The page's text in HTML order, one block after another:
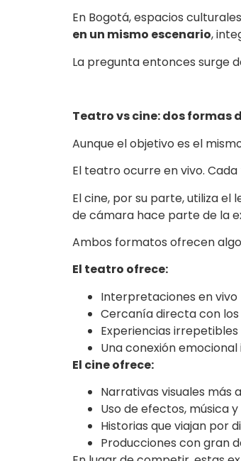
En Bogotá, espacios
en un mismo escenario,
La pregunta entonces surge
Teatro vs cine: dos
Aunque el objetivo es el
El teatro ocurre en vivo.
El cine, por su parte, utiliza
de cámara hace parte de la
Ambos formatos ofrecen
El teatro ofrece:
Interpretaciones en vivo
Cercanía directa con
Experiencias
Una conexión
El cine ofrece:
Narrativas visuales más
Uso de efectos, música
Historias que viajan por
Producciones con gran